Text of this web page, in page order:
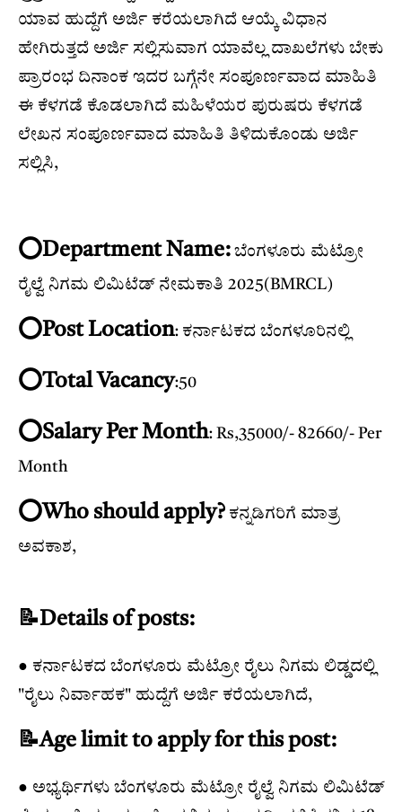
ಯಾವ ಹುದ್ದೆಗೆ ಅರ್ಜಿ ಕರೆಯಲಾಗಿದೆ ಆಯ್ಕೆ ವಿಧಾನ
ಹೇಗಿರುತ್ತದೆ ಅರ್ಜಿ ಸಲ್ಲಿಸುವಾಗ ಯಾವೆಲ್ಲ ದಾಖಲೆಗಳು ಬೇಕು
ಪ್ರಾರಂಭ ದಿನಾಂಕ ಇದರ ಬಗ್ಗೆನೇ ಸಂಪೂರ್ಣವಾದ ಮಾಹಿತಿ
ಈ ಕೆಳಗಡೆ ಕೊಡಲಾಗಿದೆ ಮಹಿಳೆಯರ ಪುರುಷರು ಕೆಳಗಡೆ
ಲೇಖನ ಸಂಪೂರ್ಣವಾದ ಮಾಹಿತಿ ತಿಳಿದುಕೊಂಡು ಅರ್ಜಿ
ಸಲ್ಲಿಸಿ,
⭕️Department Name: ಬೆಂಗಳೂರು ಮೆಟ್ರೋ
ರೈಲ್ವೆ ನಿಗಮ ಲಿಮಿಟೆಡ್ ನೇಮಕಾತಿ 2025(BMRCL)
⭕️Post Location: ಕರ್ನಾಟಕದ ಬೆಂಗಳೂರಿನಲ್ಲಿ
⭕️Total Vacancy:50
⭕️Salary Per Month: Rs,35000/- 82660/- Per
Month
⭕️Who should apply? ಕನ್ನಡಿಗರಿಗೆ ಮಾತ್ರ
ಅವಕಾಶ,
📝Details of posts:
● ಕರ್ನಾಟಕದ ಬೆಂಗಳೂರು ಮೆಟ್ರೋ ರೈಲು ನಿಗಮ ಲಿಡ್ಡದಲ್ಲಿ
"ರೈಲು ನಿರ್ವಾಹಕ" ಹುದ್ದೆಗೆ ಅರ್ಜಿ ಕರೆಯಲಾಗಿದೆ,
📝Age limit to apply for this post:
● ಅಭ್ಯರ್ಥಿಗಳು ಬೆಂಗಳೂರು ಮೆಟ್ರೋ ರೈಲ್ವೆ ನಿಗಮ ಲಿಮಿಟೆಡ್